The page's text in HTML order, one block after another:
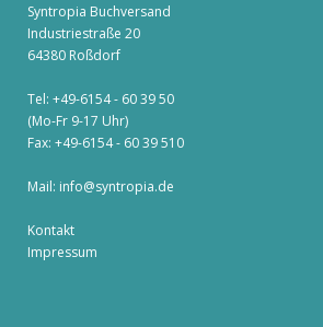
Syntropia Buchversand
Industriestraße 20
64380 Roßdorf
Tel: +49-6154 - 60 39 50
(Mo-Fr 9-17 Uhr)
Fax: +49-6154 - 60 39 510
Mail: info@syntropia.de
Kontakt
Impressum